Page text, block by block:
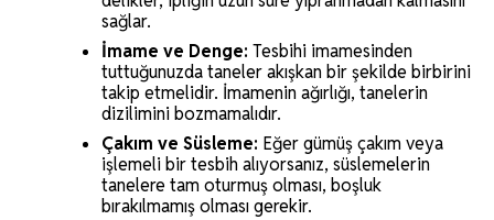
sağlar.
İmame ve Denge: Tesbihi imamesinden
tuttuğunuzda taneler akışkan bir şekilde birbirini
takip etmelidir. İmamenin ağırlığı, tanelerin
dizilimini bozmamalıdır.
Çakım ve Süsleme: Eğer gümüş çakım veya
işlemeli bir tesbih alıyorsanız, süslemelerin
tanelere tam oturmuş olması, boşluk
bırakılmamış olması gerekir.